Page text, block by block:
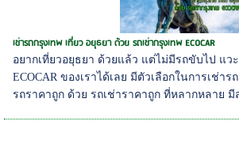
เช่ารถกรุงเทพ เที่ยว อยุธยา ด้วย รถเช่ากรุงเทพ ECOCAR
อยากเที่ยวอยุธยา ด้วยแล้ว แต่ไม่มีรถขับไป แว
ECOCAR ของเราได้เลย มีตัวเลือกในการเช่า
รถราคาถูก ด้วย รถเช่าราคาถูก ที่หลากหลาย มี